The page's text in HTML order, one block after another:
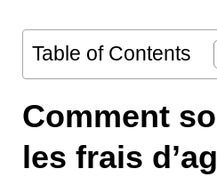
Table of Contents
Comment
les frais